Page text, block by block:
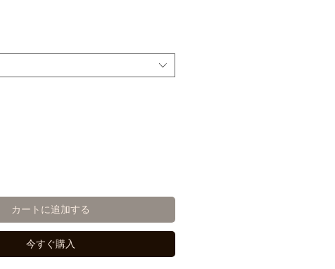
カートに追加する
今すぐ購入